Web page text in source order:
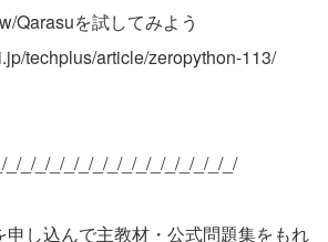
Qarasuを試してみよう
techplus/article/zeropython-113/
_/_/_/_/_/_/_/_/_/_/_/_/_/_/_/_/
申し込んで主教材・公式問題集をもれ